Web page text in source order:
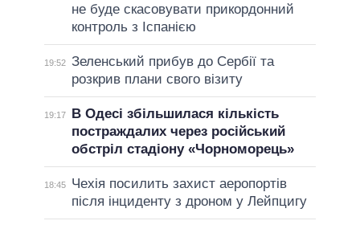
не буде скасовувати прикордонний
контроль з Іспанією
19:52 Зеленський прибув до Сербії та
розкрив плани свого візиту
19:17
В Одесі збільшилася кількість
постраждалих через російський
обстріл стадіону «Чорноморець»
18:45
Чехія посилить захист аеропортів
після інциденту з дроном у Лейпцигу